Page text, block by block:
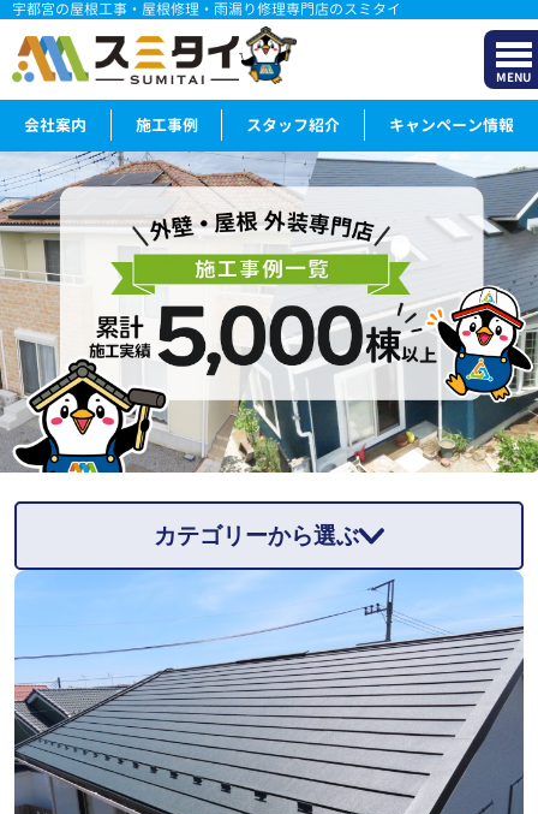
宇都宮の屋根工事・屋根修理・雨漏り修理専門店のスミタイ
MENU
会社案内 施工事例 スタッフ紹介 キャンペーン情報
カテゴリーから選ぶ